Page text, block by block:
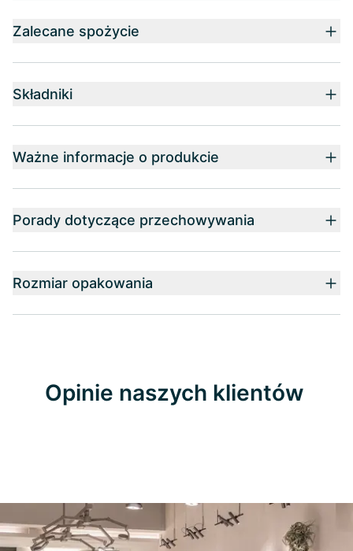
Zalecane spożycie
Składniki
Ważne informacje o produkcie
Porady dotyczące przechowywania
Rozmiar opakowania
Opinie naszych klientów